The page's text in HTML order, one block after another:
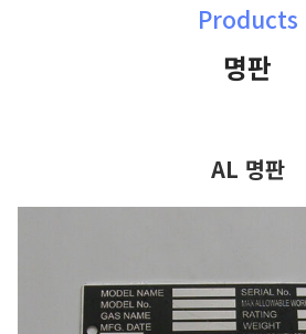
Products
명판
AL 명판